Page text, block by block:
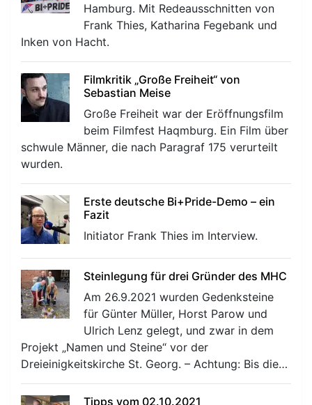
Hamburg. Mit Redeausschnitten von
Frank Thies, Katharina Fegebank und
Inken von Hacht.
Filmkritik „Große Freiheit“ von
Sebastian Meise
Große Freiheit war der Eröffnungsfilm
beim Filmfest Haqmburg. Ein Film über
schwule Männer, die nach Paragraf 175 verurteilt
wurden.
Erste deutsche Bi+Pride-Demo – ein
Fazit
Initiator Frank Thies im Interview.
Steinlegung für drei Gründer des MHC
Am 26.9.2021 wurden Gedenksteine
für Günter Müller, Horst Parow und
Ulrich Lenz gelegt, und zwar in dem
Projekt „Namen und Steine“ vor der
Dreieinigkeitskirche St. Georg. – Achtung: Bis die…
Tipps vom 02.10.2021